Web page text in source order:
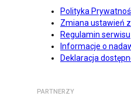
Polityka
Zmiana ustawień
Regulamin serwisu
Informacje o
Deklaracja
PARTNERZY